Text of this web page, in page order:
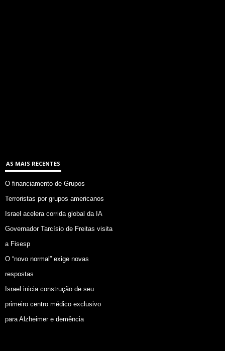
AS MAIS RECENTES
O financiamento de Grupos
Terroristas por grupos americanos
Israel acelera corrida global da IA
Governador Tarcísio de Freitas visita
a Fisesp
O “novo normal” exige novas
respostas
Israel inicia construção de seu
primeiro centro médico exclusivo
para Alzheimer e demência